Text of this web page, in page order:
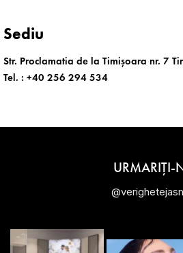
Sediu
Str. Proclamatia de la Timișoara nr. 7
Tel. : +40 256 294 534
URMARIȚI-